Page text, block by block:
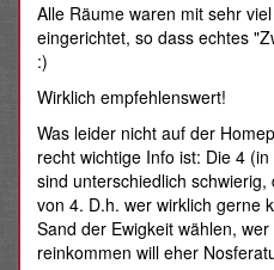
Alle Räume waren mit sehr
eingerichtet, so dass echtes
:)
Wirklich empfehlenswert!
Was leider nicht auf der
recht wichtige Info ist: Die 4
sind unterschiedlich
von 4. D.h. wer wirklich gerne
Sand der Ewigkeit wählen,
reinkommen will eher